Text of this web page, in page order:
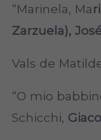
“Marinela, Ma
Zarzuela),
Vals de
“O mio
Schicchi,